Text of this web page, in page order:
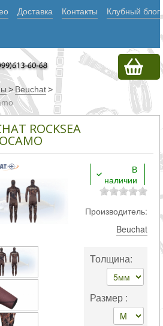
Доставка Контакты Клубный блог
> Beuchat>
ROCKSEA
В
наличии
Производитель:
Beuchat
Толщина:
Размер :